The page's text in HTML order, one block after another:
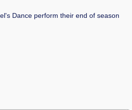
Dance perform their end of season